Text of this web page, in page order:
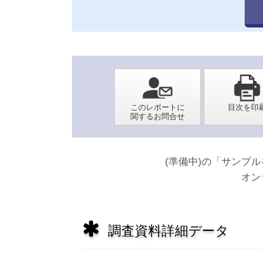
(準備中)の「サンプ
オ
調査資料詳細データ